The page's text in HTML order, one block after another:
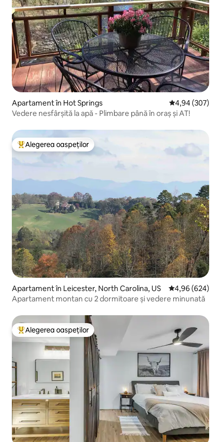
Apartament în Hot Springs Scor mediu de
4,94 (307)
Vedere nesfârșită la apă - Plimbare până în oraș și AT!
Locuință din topul categoriei Alegerea oaspeților
Alegerea oaspeților
Apartament în Leicester, North Carolina, US Scor mediu de
4,96 (624)
Apartament montan cu 2 dormitoare și vedere minunată
Locuință din topul categoriei Alegerea oaspeților
Alegerea oaspeților